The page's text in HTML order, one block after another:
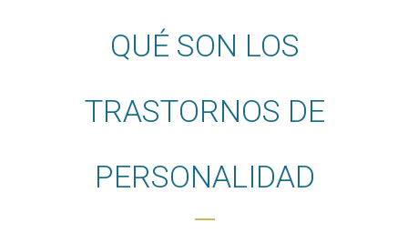
QUÉ SON LOS
TRASTORNOS DE
PERSONALIDAD